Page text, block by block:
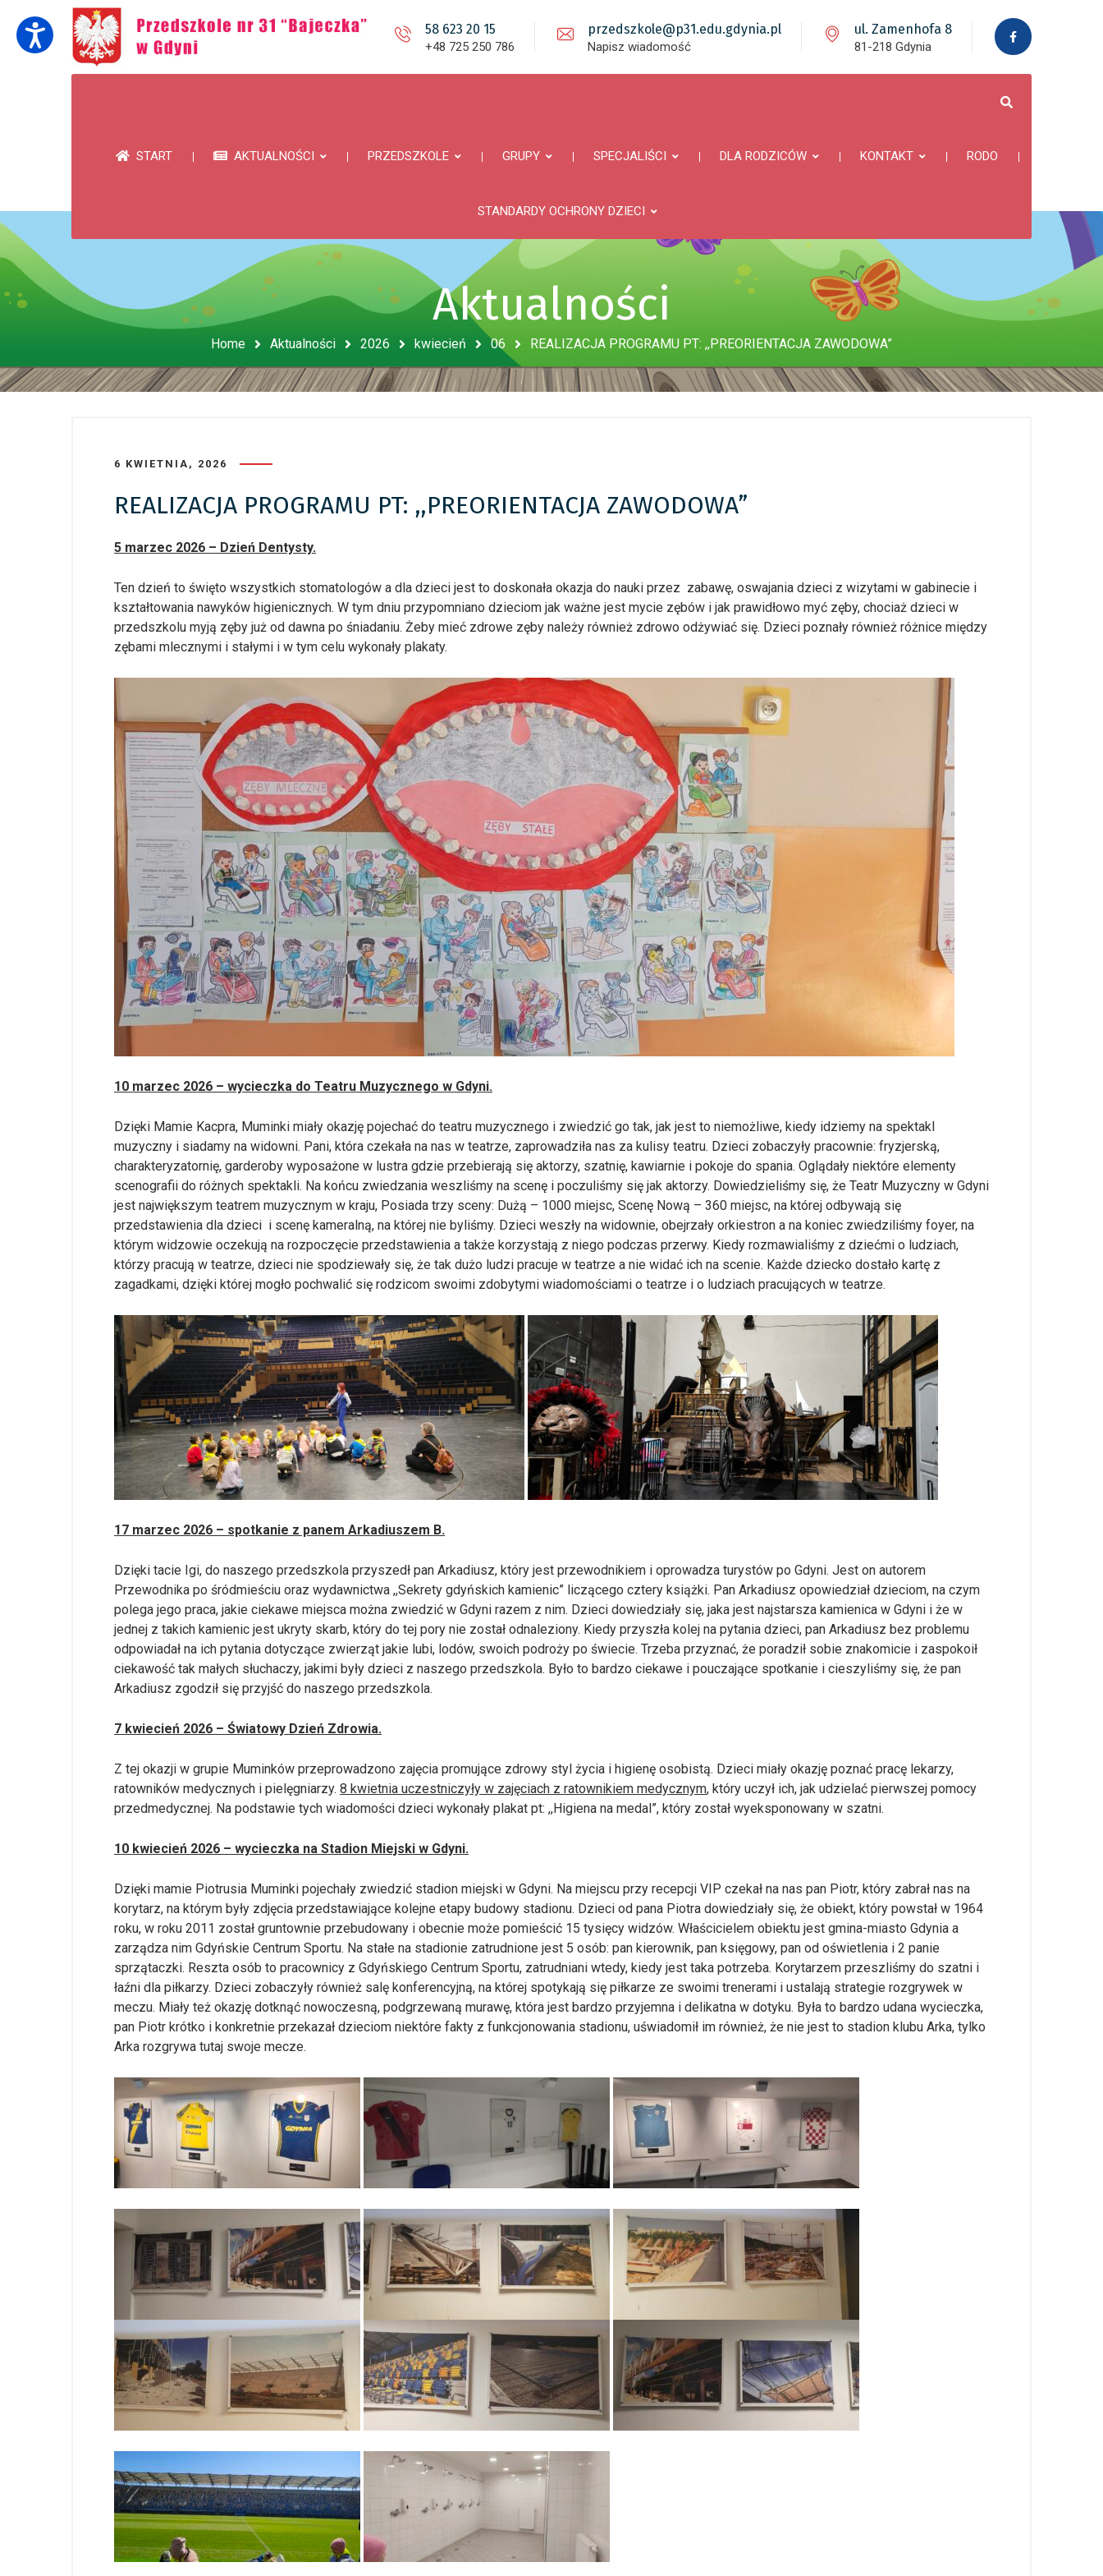
58 623 20 15
+48 725 250 786
przedszkole@p31.edu.gdynia.pl
Napisz wiadomość
ul. Zamenhofa 8
81-218 Gdynia
START AKTUALNOŚCI PRZEDSZKOLE GRUPY SPECJALIŚCI DLA RODZICÓW KONTAKT RODO
STANDARDY OCHRONY DZIECI
Aktualności
Home Aktualności 2026 kwiecień 06 REALIZACJA PROGRAMU PT: ,,PREORIENTACJA ZAWODOWA”
6 KWIETNIA, 2026
REALIZACJA PROGRAMU PT: ,,PREORIENTACJA ZAWODOWA”
5 marzec 2026 – Dzień Dentysty.
Ten dzień to święto wszystkich stomatologów a dla dzieci jest to doskonała okazja do nauki przez zabawę, oswajania dzieci z wizytami w gabinecie i
kształtowania nawyków higienicznych. W tym dniu przypomniano dzieciom jak ważne jest mycie zębów i jak prawidłowo myć zęby, chociaż dzieci w
przedszkolu myją zęby już od dawna po śniadaniu. Żeby mieć zdrowe zęby należy również zdrowo odżywiać się. Dzieci poznały również różnice między
zębami mlecznymi i stałymi i w tym celu wykonały plakaty.
10 marzec 2026 – wycieczka do Teatru Muzycznego w Gdyni.
Dzięki Mamie Kacpra, Muminki miały okazję pojechać do teatru muzycznego i zwiedzić go tak, jak jest to niemożliwe, kiedy idziemy na spektakl
muzyczny i siadamy na widowni. Pani, która czekała na nas w teatrze, zaprowadziła nas za kulisy teatru. Dzieci zobaczyły pracownie: fryzjerską,
charakteryzatornię, garderoby wyposażone w lustra gdzie przebierają się aktorzy, szatnię, kawiarnie i pokoje do spania. Oglądały niektóre elementy
scenografii do różnych spektakli. Na końcu zwiedzania weszliśmy na scenę i poczuliśmy się jak aktorzy. Dowiedzieliśmy się, że Teatr Muzyczny w Gdyni
jest największym teatrem muzycznym w kraju, Posiada trzy sceny: Dużą – 1000 miejsc, Scenę Nową – 360 miejsc, na której odbywają się
przedstawienia dla dzieci i scenę kameralną, na której nie byliśmy. Dzieci weszły na widownie, obejrzały orkiestron a na koniec zwiedziliśmy foyer, na
którym widzowie oczekują na rozpoczęcie przedstawienia a także korzystają z niego podczas przerwy. Kiedy rozmawialiśmy z dziećmi o ludziach,
którzy pracują w teatrze, dzieci nie spodziewały się, że tak dużo ludzi pracuje w teatrze a nie widać ich na scenie. Każde dziecko dostało kartę z
zagadkami, dzięki której mogło pochwalić się rodzicom swoimi zdobytymi wiadomościami o teatrze i o ludziach pracujących w teatrze.
17 marzec 2026 – spotkanie z panem Arkadiuszem B.
Dzięki tacie Igi, do naszego przedszkola przyszedł pan Arkadiusz, który jest przewodnikiem i oprowadza turystów po Gdyni. Jest on autorem
Przewodnika po śródmieściu oraz wydawnictwa ,,Sekrety gdyńskich kamienic” liczącego cztery książki. Pan Arkadiusz opowiedział dzieciom, na czym
polega jego praca, jakie ciekawe miejsca można zwiedzić w Gdyni razem z nim. Dzieci dowiedziały się, jaka jest najstarsza kamienica w Gdyni i że w
jednej z takich kamienic jest ukryty skarb, który do tej pory nie został odnaleziony. Kiedy przyszła kolej na pytania dzieci, pan Arkadiusz bez problemu
odpowiadał na ich pytania dotyczące zwierząt jakie lubi, lodów, swoich podroży po świecie. Trzeba przyznać, że poradził sobie znakomicie i zaspokoił
ciekawość tak małych słuchaczy, jakimi były dzieci z naszego przedszkola. Było to bardzo ciekawe i pouczające spotkanie i cieszyliśmy się, że pan
Arkadiusz zgodził się przyjść do naszego przedszkola.
7 kwiecień 2026 – Światowy Dzień Zdrowia.
Z tej okazji w grupie Muminków przeprowadzono zajęcia promujące zdrowy styl życia i higienę osobistą. Dzieci miały okazję poznać pracę lekarzy,
ratowników medycznych i pielęgniarzy. 8 kwietnia uczestniczyły w zajęciach z ratownikiem medycznym, który uczył ich, jak udzielać pierwszej pomocy
przedmedycznej. Na podstawie tych wiadomości dzieci wykonały plakat pt: ,,Higiena na medal”, który został wyeksponowany w szatni.
10 kwiecień 2026 – wycieczka na Stadion Miejski w Gdyni.
Dzięki mamie Piotrusia Muminki pojechały zwiedzić stadion miejski w Gdyni. Na miejscu przy recepcji VIP czekał na nas pan Piotr, który zabrał nas na
korytarz, na którym były zdjęcia przedstawiające kolejne etapy budowy stadionu. Dzieci od pana Piotra dowiedziały się, że obiekt, który powstał w 1964
roku, w roku 2011 został gruntownie przebudowany i obecnie może pomieścić 15 tysięcy widzów. Właścicielem obiektu jest gmina-miasto Gdynia a
zarządza nim Gdyńskie Centrum Sportu. Na stałe na stadionie zatrudnione jest 5 osób: pan kierownik, pan księgowy, pan od oświetlenia i 2 panie
sprzątaczki. Reszta osób to pracownicy z Gdyńskiego Centrum Sportu, zatrudniani wtedy, kiedy jest taka potrzeba. Korytarzem przeszliśmy do szatni i
łaźni dla piłkarzy. Dzieci zobaczyły również salę konferencyjną, na której spotykają się piłkarze ze swoimi trenerami i ustalają strategie rozgrywek w
meczu. Miały też okazję dotknąć nowoczesną, podgrzewaną murawę, która jest bardzo przyjemna i delikatna w dotyku. Była to bardzo udana wycieczka,
pan Piotr krótko i konkretnie przekazał dzieciom niektóre fakty z funkcjonowania stadionu, uświadomił im również, że nie jest to stadion klubu Arka, tylko
Arka rozgrywa tutaj swoje mecze.